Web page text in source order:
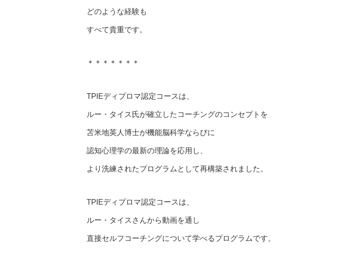
どのような経験も
すべて貴重です。
＊＊＊＊＊＊＊
TPIEディプロマ認定コースは、
ルー・タイス氏が確立したコーチングのコンセプトを
苫米地英人博士が機能脳科学ならびに
認知心理学の最新の理論を応用し、
より洗練されたプログラムとして再構築されました。
TPIEディプロマ認定コースは、
ルー・タイスさんから動画を通し
直接セルフコーチングについて学べるプログラムです。